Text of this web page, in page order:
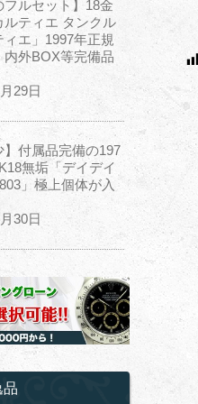
フルセット】18金
ルティエ タンクル
ィエ」1997年正規
内外BOX等完備品
29日
】付属品完備の197
無垢「デイデイ
」極上個体が入
30日
品